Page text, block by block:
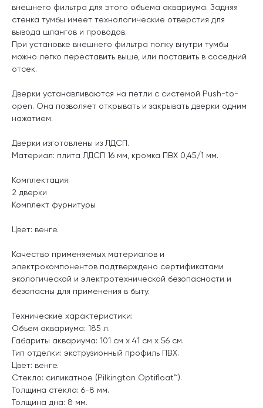
внешнего фильтра для этого объёма аквариума. Задняя
стенка тумбы имеет технологические отверстия для
вывода шлангов и проводов.
При установке внешнего фильтра полку внутри тумбы
можно легко переставить выше, или поставить в соседний
отсек.
Дверки устанавливаются на петли с системой Push-to-
open. Она позволяет открывать и закрывать дверки одним
нажатием.
Дверки изготовлены из ЛДСП.
Материал: плита ЛДСП 16 мм, кромка ПВХ 0,45/1 мм.
Комплектация:
2 дверки
Комплект фурнитуры
Цвет: венге.
Качество применяемых материалов и
электрокомпонентов подтверждено сертификатами
экологической и электротехнической безопасности и
безопасны для применения в быту.
Технические характеристики:
Объем аквариума: 185 л.
Габариты аквариума: 101 см x 41 см x 56 см.
Тип отделки: экструзионный профиль ПВХ.
Цвет: венге.
Стекло: силикатное (Pilkington Optifloat™).
Толщина стекла: 6-8 мм.
Толщина дна: 8 мм.